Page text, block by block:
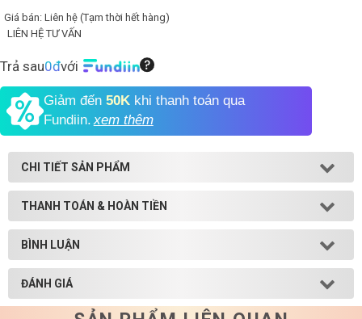
Shop All Brand A-
Z
Giá bán: Liên hệ (Tạm thời hết hàng)
LIÊN HỆ TƯ VẤN
Trả sau0đvới
Giảm đến 50K khi thanh toán qua
Fundiin.xem thêm
CHI TIẾT SẢN PHẨM
THANH TOÁN & HOÀN TIỀN
BÌNH LUẬN
ĐÁNH GIÁ